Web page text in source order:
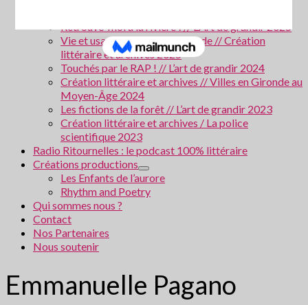
Retrouve-moi à la rivière ! // L’Art de grandir 2025
Vie et usages de l’eau en Gironde // Création
littéraire et archives 2025
Touchés par le RAP ! // L’art de grandir 2024
Création littéraire et archives // Villes en Gironde au
Moyen-Âge 2024
Les fictions de la forêt // L’art de grandir 2023
Création littéraire et archives / La police
scientifique 2023
Radio Ritournelles : le podcast 100% littéraire
Créations productions
Les Enfants de l’aurore
Rhythm and Poetry
Qui sommes nous ?
Contact
Nos Partenaires
Nous soutenir
Emmanuelle Pagano